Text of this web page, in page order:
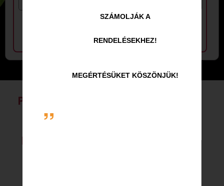
PIZZÁK
STREET FOOD
PALACSINTÁK
SZÁMOLJÁK A
RENDELÉSEKHEZ!
MEGÉRTÉSÜKET KÖSZÖNJÜK!